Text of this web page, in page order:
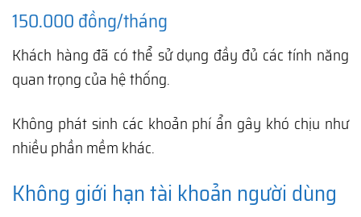
150.000 đồng/tháng
Khách hàng đã có thể sử dụng đầy đủ các tính năng
quan trọng của hệ thống.
Không phát sinh các khoản phí ẩn gây khó chịu như
nhiều phần mềm khác.
Không giới hạn tài khoản người dùng